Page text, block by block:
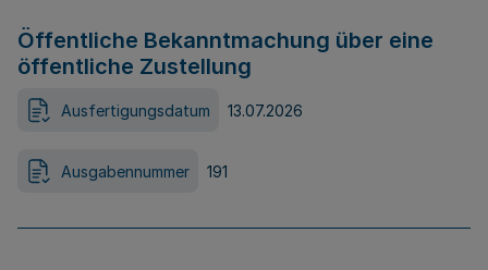
Öffentliche Bekanntmachung über eine
öffentliche Zustellung
Ausfertigungsdatum 13.07.2026
Ausgabennummer 191